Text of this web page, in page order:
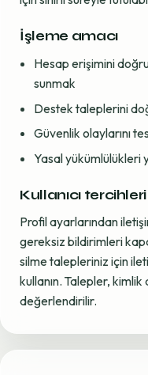
İşleme amacı
Hesap erişimini
sunmak
Destek taleplerini
Güvenlik olaylarını
Yasal yükümlülükleri
Kullanıcı tercihleri
Profil ayarlarından
gereksiz bildirimleri
silme talepleriniz için
kullanın. Talepler,
değerlendirilir.